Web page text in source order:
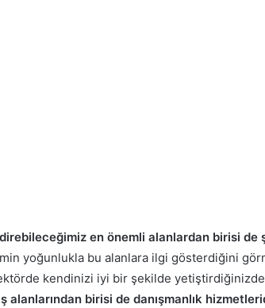
en önemli alanlardan birisi de
yoğunlukla bu alanlara ilgi gösterdiğini
kendinizi iyi bir şekilde yetiştirdiğinizde
alanlarından birisi de danışmanlık